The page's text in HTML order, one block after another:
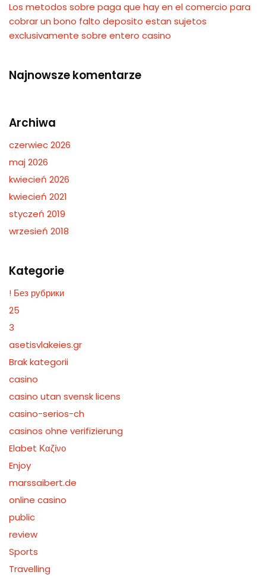
Los metodos sobre paga que hay en el comercio para
cobrar un bono falto deposito estan sujetos
exclusivamente sobre entero casino
Najnowsze komentarze
Archiwa
czerwiec 2026
maj 2026
kwiecień 2026
kwiecień 2021
styczeń 2019
wrzesień 2018
Kategorie
! Без рубрики
25
3
asetisvlakeies.gr
Brak kategorii
casino
casino utan svensk licens
casino-serios-ch
casinos ohne verifizierung
Elabet Καζίνο
Enjoy
marssaibert.de
online casino
public
review
Sports
Travelling